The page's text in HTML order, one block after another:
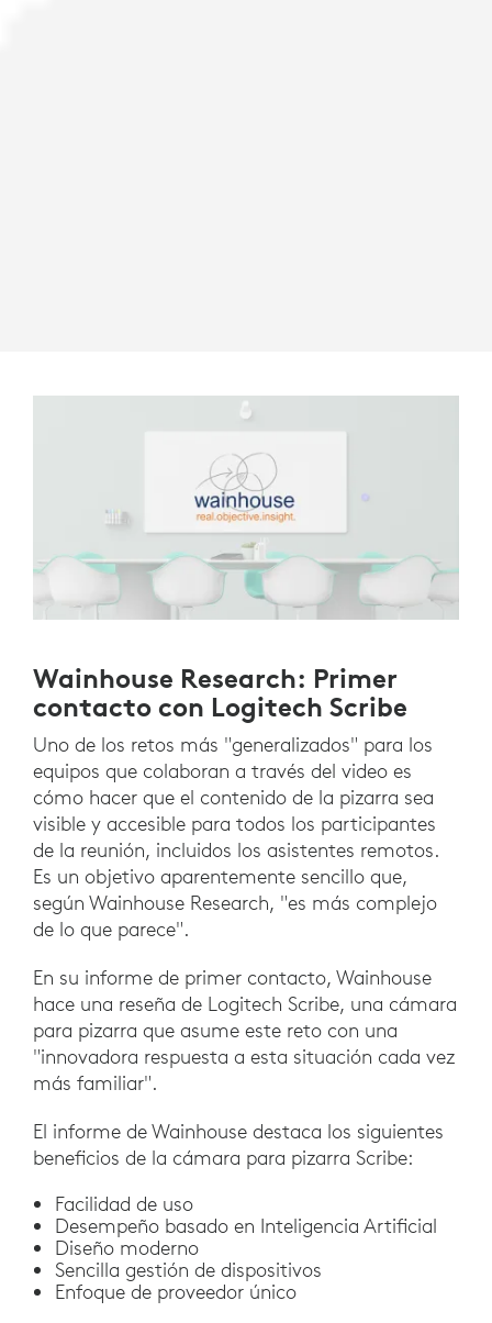
Wainhouse Research: Primer
contacto con Logitech Scribe
Uno de los retos más "generalizados" para los
equipos que colaboran a través del video es
cómo hacer que el contenido de la pizarra sea
visible y accesible para todos los participantes
de la reunión, incluidos los asistentes remotos.
Es un objetivo aparentemente sencillo que,
según Wainhouse Research, "es más complejo
de lo que parece".
En su informe de primer contacto, Wainhouse
hace una reseña de Logitech Scribe, una cámara
para pizarra que asume este reto con una
"innovadora respuesta a esta situación cada vez
más familiar".
El informe de Wainhouse destaca los siguientes
beneficios de la cámara para pizarra Scribe:
Facilidad de uso
Desempeño basado en Inteligencia Artificial
Diseño moderno
Sencilla gestión de dispositivos
Enfoque de proveedor único